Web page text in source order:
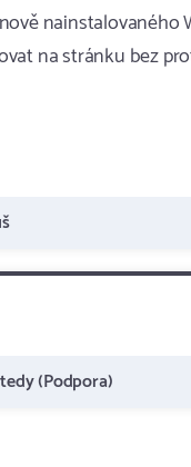
nainstalovaného
na stránku bez
(Podpora)